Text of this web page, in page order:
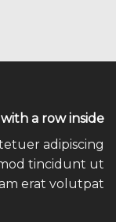
a row inside
adipiscing
tincidunt ut
erat volutpat….